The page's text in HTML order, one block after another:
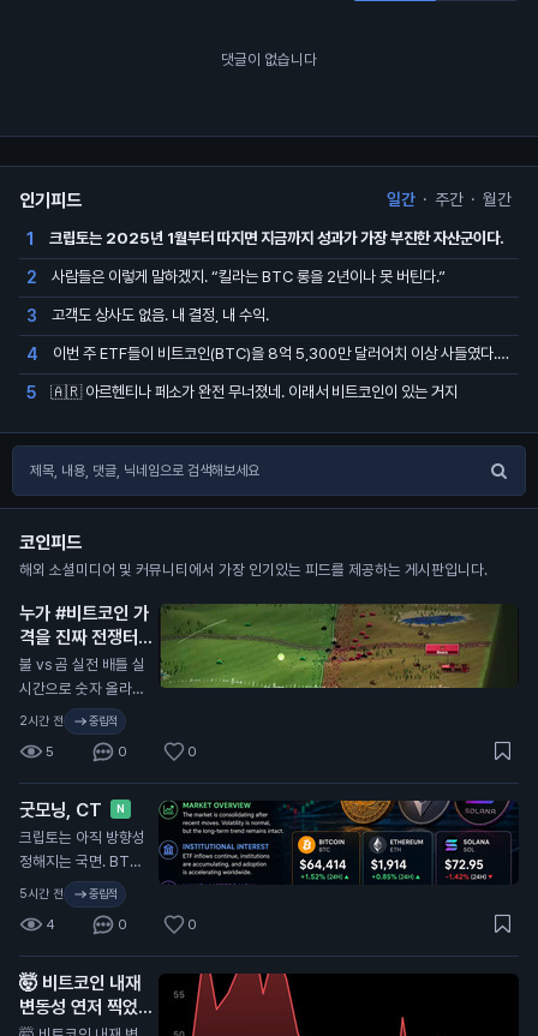
댓글이 없습니다
인기피드 일간 · 주간 · 월간
1 크립토는 2025년 1월부터 따지면 지금까지 성과가 가장 부진한 자산군이다.
2 사람들은 이렇게 말하겠지. “킬라는 BTC 롱을 2년이나 못 버틴다.”
3 고객도 상사도 없음. 내 결정, 내 수익.
4 이번 주 ETF들이 비트코인(BTC)을 8억 5,300만 달러어치 이상 사들였다. 지난 15주 중 가장 큰 주간 매수다
5 🇦🇷 아르헨티나 페소가 완전 무너졌네. 이래서 비트코인이 있는 거지
코인피드
해외 소셜미디어 및 커뮤니티에서 가장 인기있는 피드를 제공하는 게시판입니다.
누가 #비트코인 가
격을 진짜 전쟁터처
럼 보여주는 사이트
를 만들어놨다
불 vs 곰 실전 배틀 실
시간으로 숫자 올라가
는 거 보자 🚀
2시간 전 중립적
5 0 0
굿모닝, CT N
크립토는 아직 방향성
정해지는 국면. BTC
는 약 $64.4K로 24
시간 기준 +1.5%. ET
H는 약 $1.91K, SOL
은 약 $73로, 단기적
으로는 SOL이 더 약
세. BTC가 시장을 받
쳐주고, ETH는 탄탄
5시간 전 중립적
4 0 0
🤯 비트코인 내재
변동성 연저 찍었다.
이게 뭔 뜻인지 알지